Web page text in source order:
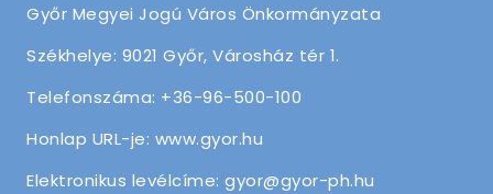
Győr Megyei Jogú Város Önkormányzata
Székhelye: 9021 Győr, Városház tér 1.
Telefonszáma: +36-96-500-100
Honlap URL-je: www.gyor.hu
Elektronikus levélcíme: gyor@gyor-ph.hu